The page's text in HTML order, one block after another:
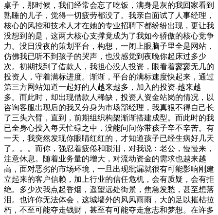
桌子，那时候，我们经常会忘了吃饭，满身是灰的我回家看到
熟睡的儿子，觉得一切疲劳都没了。我亲自面试了人事经理，
核心的风控和技术人才在她的专业招聘下都纷纷出现，更让我
没想到的是，这两大核心支撑竟成为了我如今骄傲的核心竞争
力。没日没夜的策划平台，构想，一闭上眼脑子里全是网站，
仿佛我已听不到孩子的哭声，也没感觉到夜晚你起床过多少
次。初期找到了借款人，我担心没人投资，眼看着寥寥无几的
投资人，守着满标进度。渐渐，平台的满标速度快起来，通过
第三方网站知道一起好的人越来越多，加入的投资-越来越
多。而此时，却出现借款人稀缺，投资人资金站岗的情况，以
咨询客服出现后的我又分身为市场部经理，我真狠不得自己长
了三头六臂，直到，前期组织构架渐渐搭建成型。而此时的我
已全身心投入每天忙碌之中，没能问问你带孩子辛不辛苦。有
一天，我突然发现你眼睛红红的，才知道孩子已经生病好几天
了。。。而你，强忍着疲倦和眼泪，对我说：老公，慢慢来，
注意休息。随着业务量的增大，对流动资金的需求也越来越
高，面对恶劣的市场环境，一旦出现纰漏就很有可能影响刚建
立起来的客户信赖，加上行业的信任危机，会有质疑，会有拒
绝。多少次我点起香烟，遥望远处街景，焦急发愁，甚至想落
泪。也许你无法体会，这城墙外的风风雨雨，大的足以摧枯拉
朽，不至可能夺走钱财，甚至有可能夺走意志和梦想。在许多